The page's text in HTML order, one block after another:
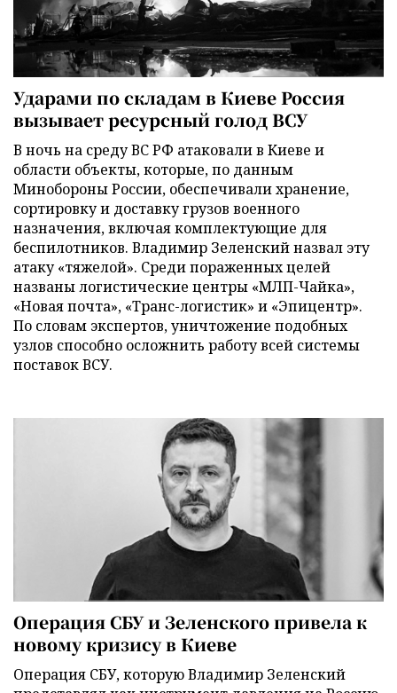
Ударами по складам в Киеве Россия
вызывает ресурсный голод ВСУ
В ночь на среду ВС РФ атаковали в Киеве и
области объекты, которые, по данным
Минобороны России, обеспечивали хранение,
сортировку и доставку грузов военного
назначения, включая комплектующие для
беспилотников. Владимир Зеленский назвал эту
атаку «тяжелой». Среди пораженных целей
названы логистические центры «МЛП-Чайка»,
«Новая почта», «Транс-логистик» и «Эпицентр».
По словам экспертов, уничтожение подобных
узлов способно осложнить работу всей системы
поставок ВСУ.
Операция СБУ и Зеленского привела к
новому кризису в Киеве
Операция СБУ, которую Владимир Зеленский